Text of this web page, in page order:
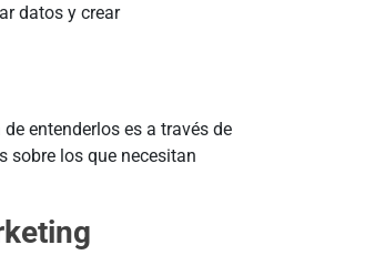
datos y crear
entenderlos es a través de
sobre los que necesitan